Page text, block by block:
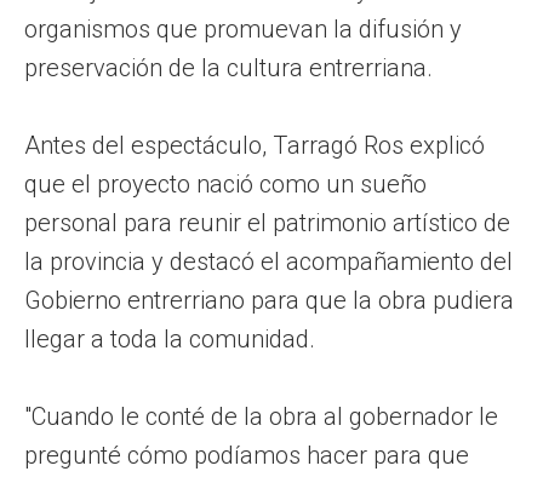
organismos que promuevan la difusión y
preservación de la cultura entrerriana.
Antes del espectáculo, Tarragó Ros explicó
que el proyecto nació como un sueño
personal para reunir el patrimonio artístico de
la provincia y destacó el acompañamiento del
Gobierno entrerriano para que la obra pudiera
llegar a toda la comunidad.
"Cuando le conté de la obra al gobernador le
pregunté cómo podíamos hacer para que